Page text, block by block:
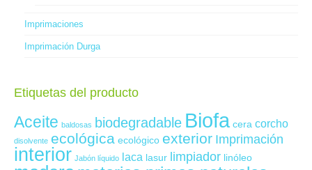
Imprimaciones
Imprimación Durga
Etiquetas del producto
Aceite baldosas biodegradable Biofa cera corcho
disolvente ecológica ecológico exterior Imprimación
interior Jabón líquido laca lasur limpiador linóleo